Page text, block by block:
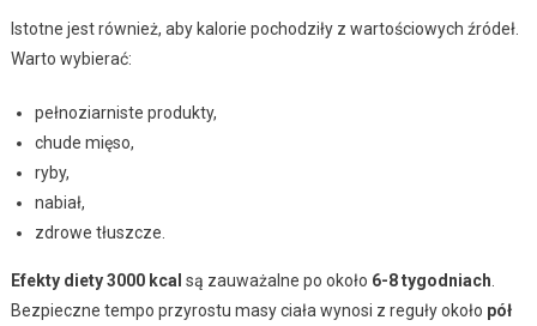
Istotne jest również, aby kalorie pochodziły z wartościowych źródeł.
Warto wybierać:
pełnoziarniste produkty,
chude mięso,
ryby,
nabiał,
zdrowe tłuszcze.
Efekty diety 3000 kcal są zauważalne po około 6-8 tygodniach
Bezpieczne tempo przyrostu masy ciała wynosi z reguły około pół